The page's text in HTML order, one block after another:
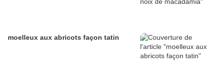
moelleux aux abricots façon tatin